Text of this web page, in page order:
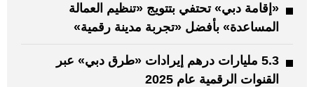
«إقامة دبي» تحتفي بتتويج «تنظيم العمالة
المساعدة» بأفضل «تجربة مدينة رقمية»
5.3 مليارات درهم إيرادات «طرق دبي» عبر
القنوات الرقمية عام 2025